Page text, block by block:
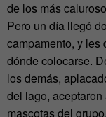
de los más
Pero un día llegó
campamento, y les
dónde colocarse.
los demás,
del lago,
mascotas del grupo.